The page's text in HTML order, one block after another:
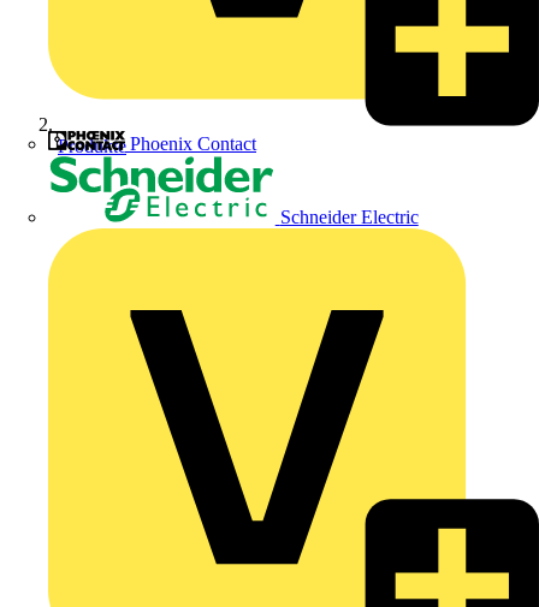
Phoenix Contact
Schneider Electric
Produkte